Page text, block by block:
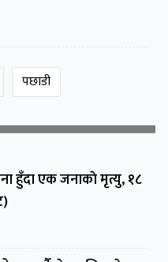
पछाडी
हुँदा एक जनाकाे मृत्यु, १८